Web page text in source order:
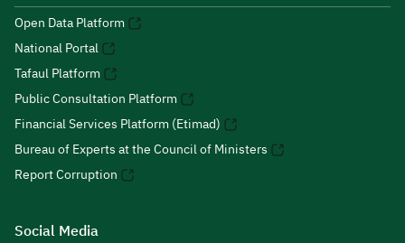
Open Data Platform
National Portal
Tafaul Platform
Public Consultation Platform
Financial Services Platform (Etimad)
Bureau of Experts at the Council of Ministers
Report Corruption
Social Media